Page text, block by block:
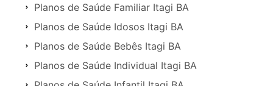
Planos de Saúde Familiar Itagi BA
Planos de Saúde Idosos Itagi BA
Planos de Saúde Bebês Itagi BA
Planos de Saúde Individual Itagi BA